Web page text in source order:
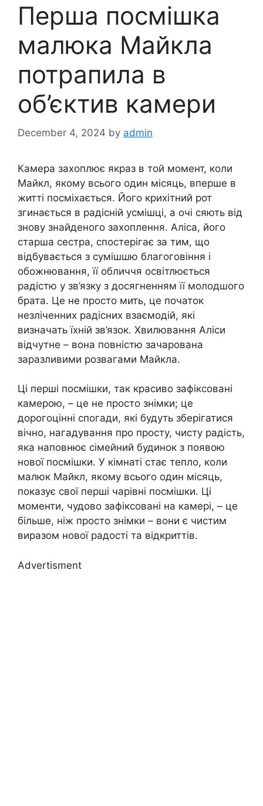
Перша посмішка
малюка Майкла
потрапила в
об’єктив камери
December 4, 2024 by admin
Камера захоплює якраз в той момент, коли
Майкл, якому всього один місяць, вперше в
житті посміхається. Його крихітний рот
згинається в радісній усмішці, а очі сяють від
знову знайденого захоплення. Аліса, його
старша сестра, спостерігає за тим, що
відбувається з сумішшю благоговіння і
обожнювання, її обличчя освітлюється
радістю у зв’язку з досягненням її молодшого
брата. Це не просто мить, це початок
незліченних радісних взаємодій, які
визначать їхній зв’язок. Хвилювання Аліси
відчутне – вона повністю зачарована
заразливими розвагами Майкла.
Ці перші посмішки, так красиво зафіксовані
камерою, – це не просто знімки; це
дорогоцінні спогади, які будуть зберігатися
вічно, нагадування про просту, чисту радість,
яка наповнює сімейний будинок з появою
нової посмішки. У кімнаті стає тепло, коли
малюк Майкл, якому всього один місяць,
показує свої перші чарівні посмішки. Ці
моменти, чудово зафіксовані на камері, – це
більше, ніж просто знімки – вони є чистим
виразом нової радості та відкриттів.
Advertisment